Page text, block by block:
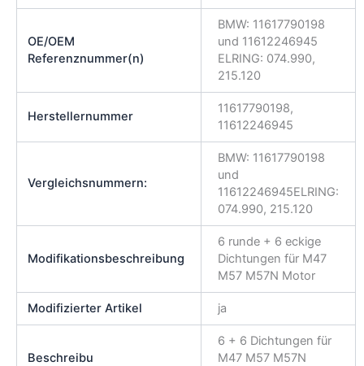
OE/OEM
Referenznummer(n)
BMW: 11617790198
und 11612246945
ELRING: 074.990,
215.120
Herstellernummer
11617790198,
11612246945
Vergleichsnummern:
BMW: 11617790198
und
11612246945ELRING:
074.990, 215.120
Modifikationsbeschreibung
6 runde + 6 eckige
Dichtungen für M47
M57 M57N Motor
Modifizierter Artikel ja
Beschreibu
6 + 6 Dichtungen für
M47 M57 M57N